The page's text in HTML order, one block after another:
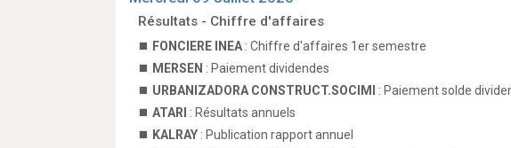
Résultats - Chiffre d'affaires
FONCIERE INEA : Chiffre d'affaires 1er semestre
MERSEN : Paiement dividendes
URBANIZADORA CONSTRUCT.SOCIMI
: Paiement solde
ATARI : Résultats annuels
KALRAY : Publication rapport annuel